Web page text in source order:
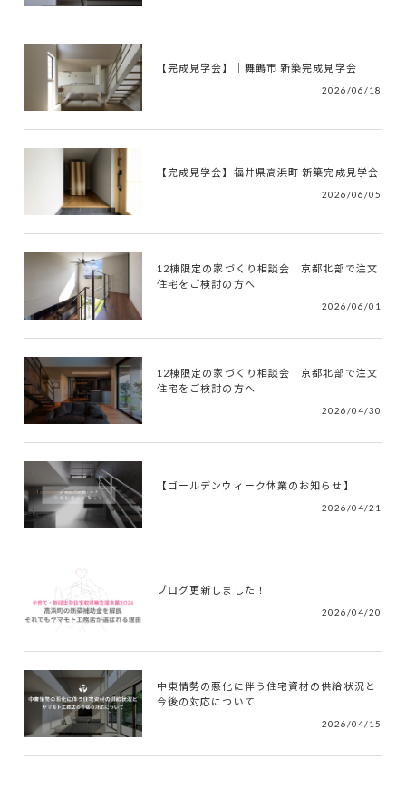
【完成見学会】｜舞鶴市 新築完成見学会
2026/06/18
【完成見学会】福井県高浜町 新築完成見学会
2026/06/05
12棟限定の家づくり相談会｜京都北部で注文
住宅をご検討の方へ
2026/06/01
12棟限定の家づくり相談会｜京都北部で注文
住宅をご検討の方へ
2026/04/30
【ゴールデンウィーク休業のお知らせ】
2026/04/21
ブログ更新しました！
2026/04/20
中東情勢の悪化に伴う住宅資材の供給状況と
今後の対応について
2026/04/15